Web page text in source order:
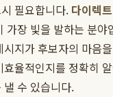
필요합니다. 다이렉
가장 빛을 발하는 분야
지가 후보자의 마음
율적인지를 정확히
수 있습니다.